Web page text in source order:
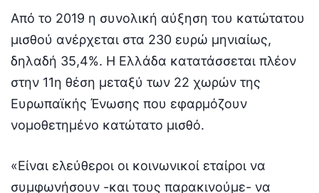
Από το 2019 η συνολική αύξηση του κατώτατου
μισθού ανέρχεται στα 230 ευρώ μηνιαίως,
δηλαδή 35,4%. Η Ελλάδα κατατάσσεται πλέον
στην 11η θέση μεταξύ των 22 χωρών της
Ευρωπαϊκής Ένωσης που εφαρμόζουν
νομοθετημένο κατώτατο μισθό.
«Είναι ελεύθεροι οι κοινωνικοί εταίροι να
συμφωνήσουν -και τους παρακινούμε- να